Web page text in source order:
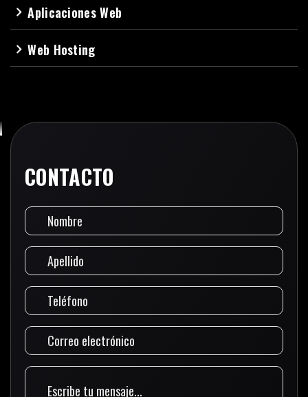
navigate_nextAplicaciones Web
navigate_nextWeb Hosting
CONTACTO